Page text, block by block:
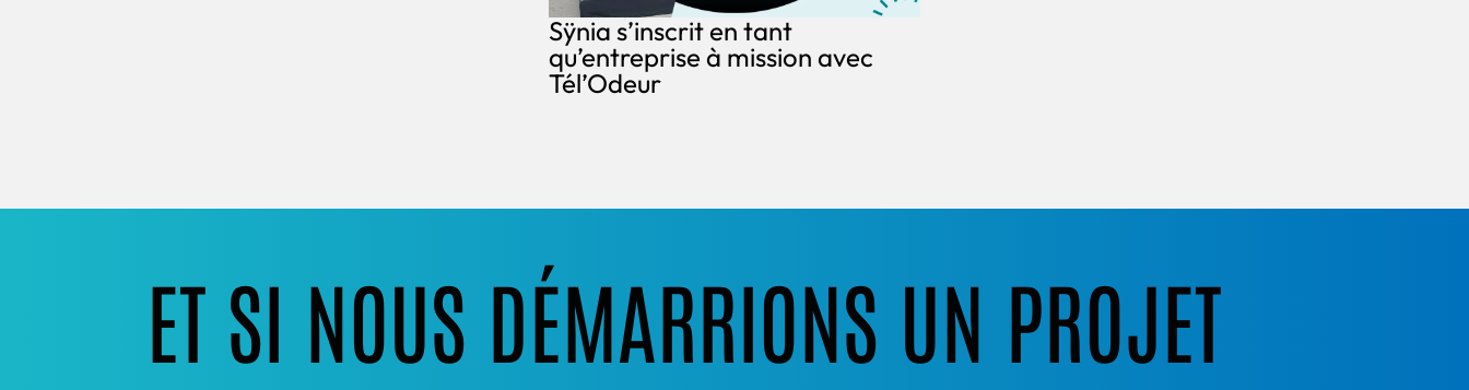
Sÿnia s’inscrit en tant
qu’entreprise à mission avec
Tél’Odeur
ET SI NOUS DÉMARRIONS UN PROJET